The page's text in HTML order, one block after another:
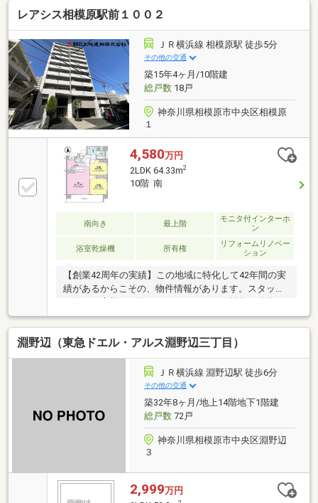
レアシス相模原駅前１００２
ＪＲ横浜線 相模原駅 徒歩5分
その他の交通
築15年4ヶ月/10階建
総戸数18戸
神奈川県相模原市中央区相模原
１
4,580万円
2LDK 64.33m2
10階 南
南向き 最上階
モニタ付インターホ
ン
浴室乾燥機 所有権
リフォームリノベー
ション
【創業42周年の実績】この地域に特化して42年間の実
績があるからこその、物件情報があります。スタッフ
用意しております。ご案内・詳細な資料のご請求はお
気軽にどうぞ！インターネット、チラシなどに掲載で
きない物件も多数ございます！■朝日土地建物 橋本店
は新築一戸建てやマンションなど不動産の購入・売却
をサポートする橋本駅徒歩2分の不動産会社です。■未
公開物件情報も多数ございます！不動産に関する事は
なんでもお気軽にご連絡ください。■キッズスペース
もご用意しております。ＤＶＤ、おもちゃ、絵本など
キッズスペースも充実させております。
淵野辺（東急ドエル・アルス淵野辺三丁目）
ＪＲ横浜線 淵野辺駅 徒歩6分
その他の交通
築32年8ヶ月/地上14階地下1階建
総戸数72戸
神奈川県相模原市中央区淵野辺
３
2,999万円